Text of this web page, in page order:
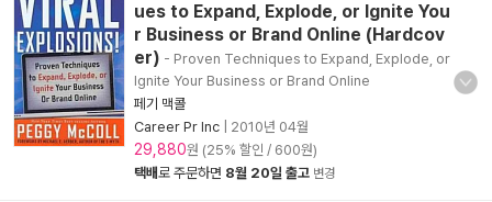
ues to Expand, Explode, or Ignite You
r Business or Brand Online (Hardcov
er) - Proven Techniques to Expand, Explode, or
Ignite Your Business or Brand Online
페기 맥콜
Career Pr Inc
2010년 04월
29,880원 (25% 할인 / 600원)
택배로 주문하면 8월 20일 출고 변경